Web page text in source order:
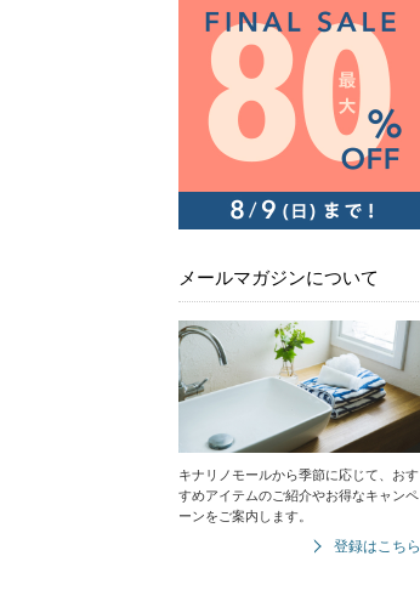
メールマガジンについて
キナリノモールから季節に応じて、おす
すめアイテムのご紹介やお得なキャンペ
ーンをご案内します。
登録はこちら